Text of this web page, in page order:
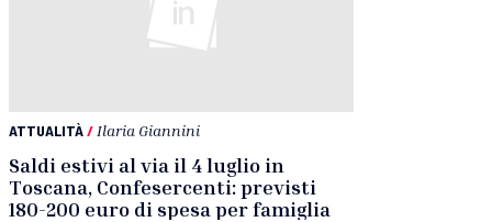
ATTUALITÀ/ Ilaria Giannini
Saldi estivi al via il 4 luglio in
Toscana, Confesercenti: previsti
180-200 euro di spesa per famiglia